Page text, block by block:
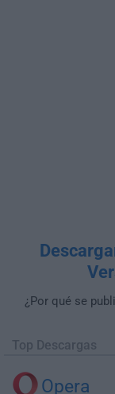
¿Por qué se
Top Descargas
Opera